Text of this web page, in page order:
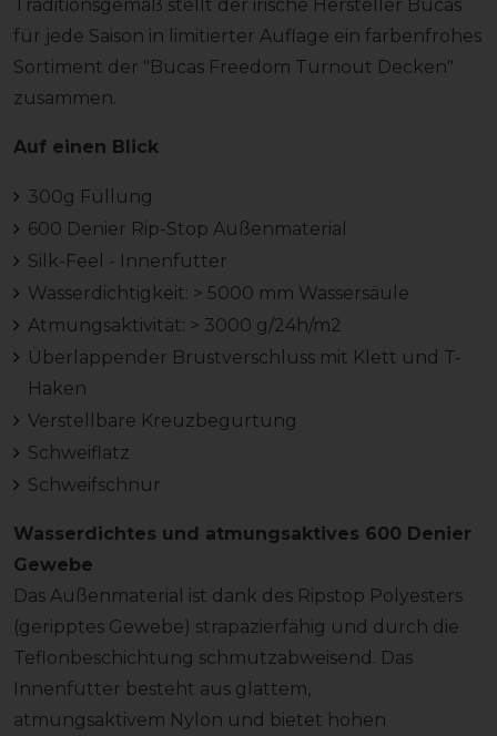
Traditionsgemäß stellt der irische Hersteller Bucas
für jede Saison in limitierter Auflage ein farbenfrohes
Sortiment der "Bucas Freedom Turnout Decken"
zusammen.
Auf einen Blick
300g Füllung
600 Denier Rip-Stop Außenmaterial
Silk-Feel - Innenfutter
Wasserdichtigkeit: > 5000 mm Wassersäule
Atmungsaktivität: > 3000 g/24h/m2
Überlappender Brustverschluss mit Klett und T-
Haken
Verstellbare Kreuzbegurtung
Schweiflatz
Schweifschnur
Wasserdichtes und atmungsaktives 600 Denier
Gewebe
Das Außenmaterial ist dank des Ripstop Polyesters
(geripptes Gewebe) strapazierfähig und durch die
Teflonbeschichtung schmutzabweisend. Das
Innenfutter besteht aus glattem,
atmungsaktivem Nylon und bietet hohen